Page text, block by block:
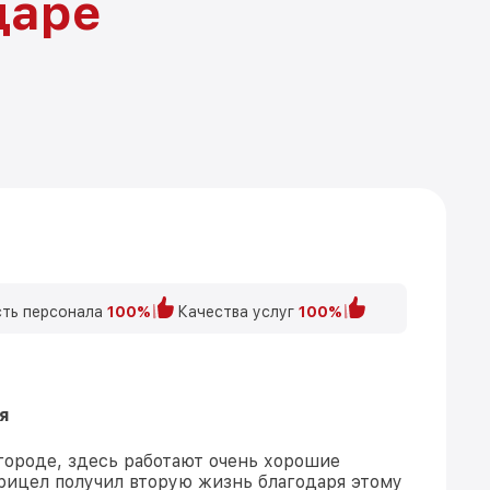
персонала 100% Качества услуг 100%
здесь работают очень хорошие
получил вторую жизнь благодаря этому